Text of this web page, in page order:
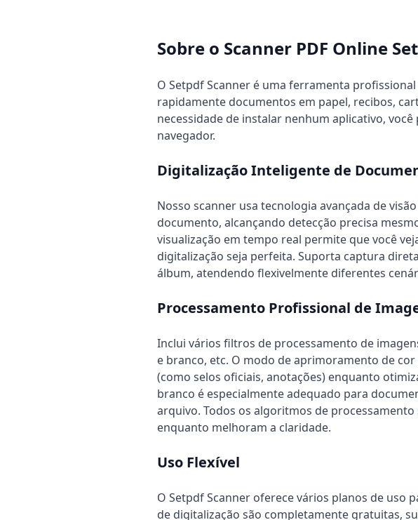
PDF Scanner Keywords
pdf scanner online, scan to pdf, document scanner, image to
Sobre o Scanner PDF Online
O Setpdf Scanner é uma ferramenta
rapidamente documentos em papel, recibos,
necessidade de instalar nenhum aplicativo,
navegador.
Digitalização Inteligente de
Nosso scanner usa tecnologia avançada de
documento, alcançando detecção precisa
visualização em tempo real permite que você
digitalização seja perfeita. Suporta captura
álbum, atendendo flexivelmente diferentes
Processamento Profissional de
Inclui vários filtros de processamento de
e branco, etc. O modo de aprimoramento de
(como selos oficiais, anotações) enquanto
branco é especialmente adequado para
arquivo. Todos os algoritmos de
enquanto melhoram a claridade.
Uso Flexível
O Setpdf Scanner oferece vários planos de uso
de digitalização são completamente gratuitas,